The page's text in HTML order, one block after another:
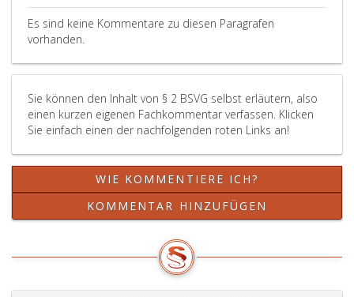
so
besteht
für
die
betreffenden
Personen,
dass
sie
aus
dem
Ertrag
Betriebes
ihren
gemäß
153,
berufliche
gewährt
wird,
Es sind keine Kommentare zu diesen Paragrafen
vorhanden.
Sie können den Inhalt von § 2 BSVG selbst erläutern, also
einen kurzen eigenen Fachkommentar verfassen. Klicken
Sie einfach einen der nachfolgenden roten Links an!
WIE KOMMENTIERE ICH?
KOMMENTAR HINZUFÜGEN